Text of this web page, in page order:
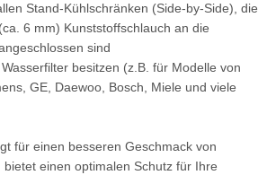
Stand-Kühlschränken (Side-by-Side), die
6 mm) Kunststoffschlauch an die
sind
besitzen (z.B. für Modelle von
GE, Daewoo, Bosch, Miele und viele
für einen besseren Geschmack von
bietet einen optimalen Schutz für Ihre